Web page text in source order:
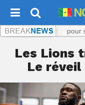
: Titi, ciblée pour son
Les Lions
Le réveil